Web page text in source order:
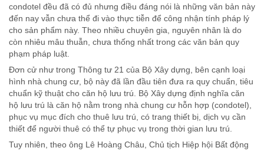
condotel đều đã có đủ nhưng điều đáng nói là những văn bản này
đến nay vẫn chưa thể đi vào thực tiễn để công nhận tính pháp lý
cho sản phẩm này. Theo nhiều chuyên gia, nguyên nhân là do
còn nhiêu mâu thuẫn, chưa thống nhất trong các văn bản quy
phạm pháp luật.
Đơn cử như trong Thông tư 21 của Bộ Xây dựng, bên cạnh loại
hình nhà chung cư, bộ này đã lần đầu tiên đưa ra quy chuẩn, tiêu
chuẩn kỹ thuật cho căn hộ lưu trú. Bộ Xây dựng định nghĩa căn
hộ lưu trú là căn hộ nằm trong nhà chung cư hỗn hợp (condotel),
phục vụ mục đích cho thuê lưu trú, có trang thiết bị, dịch vụ cần
thiết để người thuê có thể tự phục vụ trong thời gian lưu trú.
Tuy nhiên, theo ông Lê Hoàng Châu, Chủ tịch Hiệp hội Bất động